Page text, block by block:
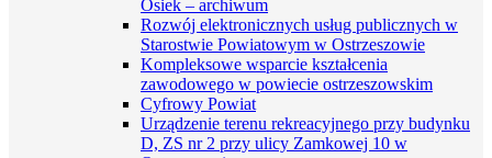
Osiek – archiwum
Rozwój elektronicznych usług publicznych w
Starostwie Powiatowym w Ostrzeszowie
Kompleksowe wsparcie kształcenia
zawodowego w powiecie ostrzeszowskim
Cyfrowy Powiat
Urządzenie terenu rekreacyjnego przy budynku
D, ZS nr 2 przy ulicy Zamkowej 10 w